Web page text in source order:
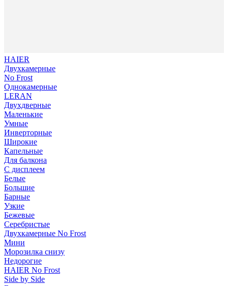
HAIER
Двухкамерные
No Frost
Однокамерные
LERAN
Двухдверные
Маленькие
Умные
Инверторные
Широкие
Капельные
Для балкона
С дисплеем
Белые
Большие
Барные
Узкие
Бежевые
Серебристые
Двухкамерные No Frost
Мини
Морозилка снизу
Недорогие
HAIER No Frost
Side by Side